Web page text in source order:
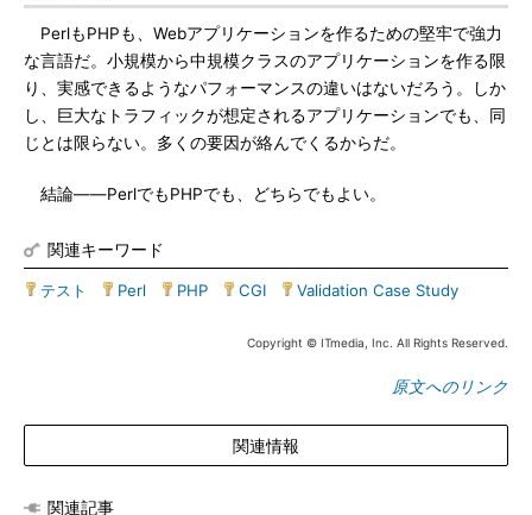
PerlもPHPも、Webアプリケーションを作るための堅牢で強力
な言語だ。小規模から中規模クラスのアプリケーションを作る限
り、実感できるようなパフォーマンスの違いはないだろう。しか
し、巨大なトラフィックが想定されるアプリケーションでも、同
じとは限らない。多くの要因が絡んでくるからだ。
結論――PerlでもPHPでも、どちらでもよい。
関連キーワード
テスト Perl PHP CGI Validation Case Study
Copyright © ITmedia, Inc. All Rights Reserved.
原文へのリンク
関連情報
関連記事